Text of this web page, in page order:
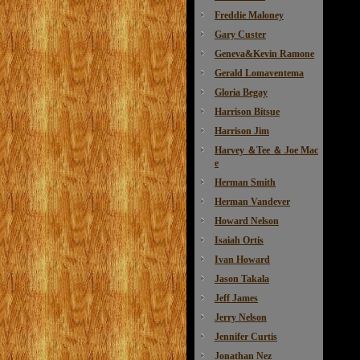
Freddie Maloney
Gary Custer
Geneva&Kevin Ramone
Gerald Lomaventema
Gloria Begay
Harrison Bitsue
Harrison Jim
Harvey ＆Tee ＆ Joe Mac
e
Herman Smith
Herman Vandever
Howard Nelson
Isaiah Ortis
Ivan Howard
Jason Takala
Jeff James
Jerry Nelson
Jennifer Curtis
Jonathan Nez